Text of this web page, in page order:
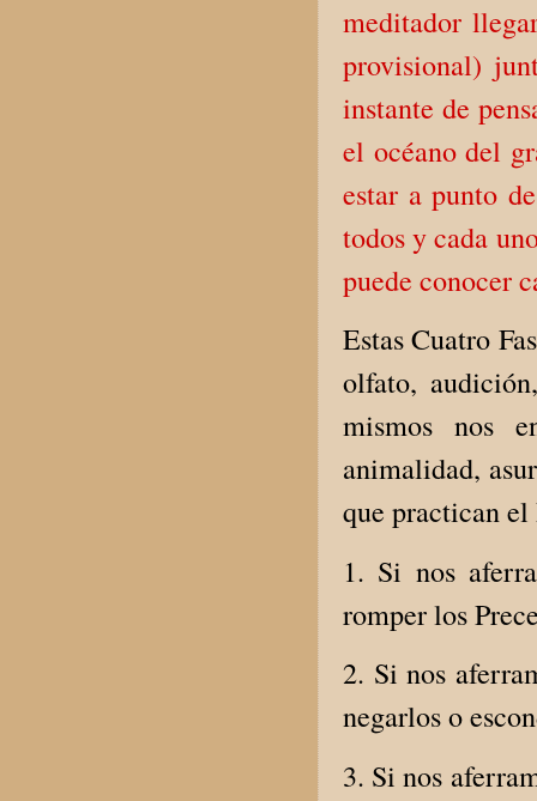
meditador
provisional)
instante de
el océano del
estar a punto
todos y cada
puede conocer
Estas Cuatro
olfato,
mismos nos
animalidad,
que practican
1. Si nos
romper los
2. Si nos
negarlos o
3. Si nos